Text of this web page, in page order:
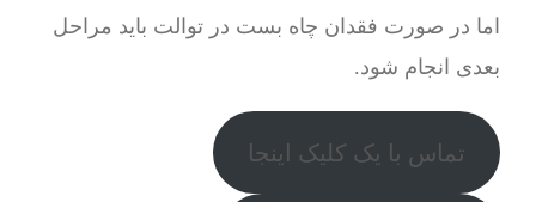
اما در صورت فقدان چاه بست در توالت باید مراحل
بعدی انجام شود.
تماس با یک کلیک اینجا